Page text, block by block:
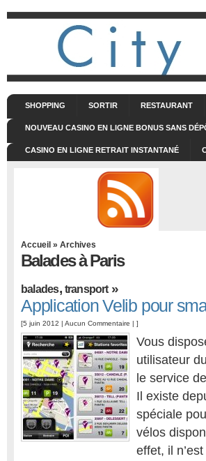
SHOPPING SORTIR RESTAURANT
NOUVEAU CASINO EN LIGNE BONUS SANS
CASINO EN LIGNE RETRAIT INSTANTANÉ
Accueil » Archives
Balades à Paris
balades, transport»
Application Velib pour
[5 juin 2012 | Aucun Commentaire | ]
Vous
utilisateur
le service
Il existe
spéciale
vélos
effet, il